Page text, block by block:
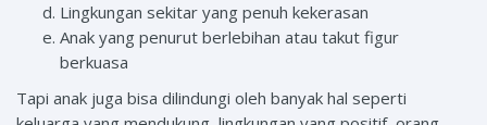
Lingkungan sekitar yang penuh kekerasan
Anak yang penurut berlebihan atau takut figur
berkuasa
Tapi anak juga bisa dilindungi oleh banyak hal seperti